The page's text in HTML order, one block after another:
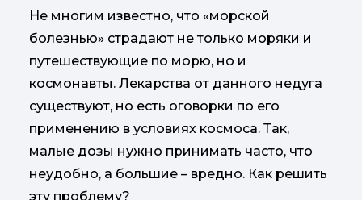
Не многим известно, что «морской
болезнью» страдают не только моряки и
путешествующие по морю, но и
космонавты. Лекарства от данного недуга
существуют, но есть оговорки по его
применению в условиях космоса. Так,
малые дозы нужно принимать часто, что
неудобно, а большие – вредно. Как решить
эту проблему?